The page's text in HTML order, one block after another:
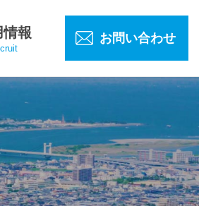
情報 お問い合わせ